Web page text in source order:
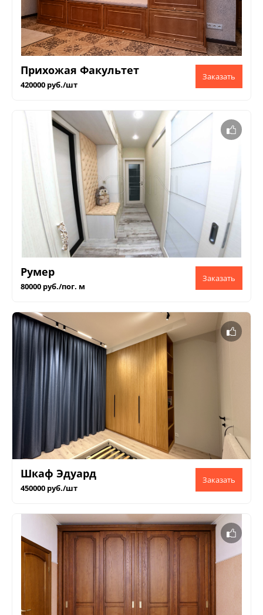
Прихожая Факультет
420000 руб./шт
Румер
80000 руб./пог. м
Шкаф Эдуард
450000 руб./шт